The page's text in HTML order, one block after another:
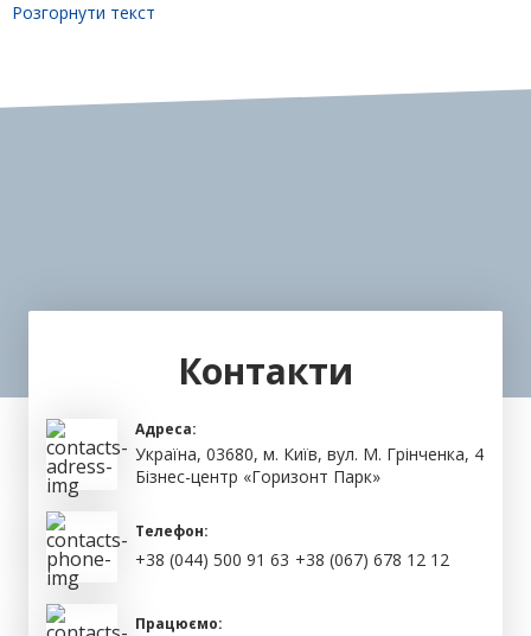
багатий досвід і повністю впевнені в продукції. Тому потреби і
економічно вигідні.
Розгорнути текст
Контакти
Адреса:
Україна, 03680, м. Київ, вул. М. Грінченка, 4
Бізнес-центр «Горизонт Парк»
Телефон:
+38 (044) 500 91 63 +38 (067) 678 12 12
Працюємо: